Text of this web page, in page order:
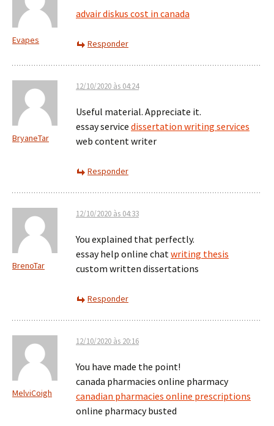
Evapes
advair diskus cost in canada
Responder
BryaneTar
12/10/2020 às 04:24
Useful material. Appreciate it.
essay service dissertation writing services
web content writer
Responder
BrenoTar
12/10/2020 às 04:33
You explained that perfectly.
essay help online chatwriting thesis
custom written dissertations
Responder
MelviCoigh
12/10/2020 às 20:16
You have made the point!
canada pharmacies online pharmacy
canadian pharmacies online prescriptions
online pharmacy busted